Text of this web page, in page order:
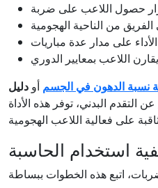
حصول اللاعب على ضربة
من الناحية الهجومية
على مدار عدة مباريات
اللاعب بمعايير الدوري
نسبة الدهون في الجسم أو دليل
عن التقدم البدني، توفر هذه الأداة
استخدام الحاسبة